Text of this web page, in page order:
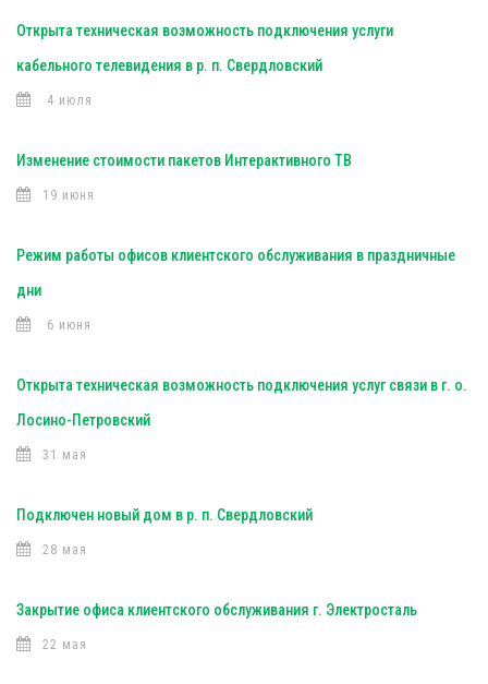
Открыта техническая возможность подключения услуги
кабельного телевидения в р. п. Свердловский
4 июля
Изменение стоимости пакетов Интерактивного ТВ
19 июня
Режим работы офисов клиентского обслуживания в праздничные
дни
6 июня
Открыта техническая возможность подключения услуг связи в г. о.
Лосино-Петровский
31 мая
Подключен новый дом в р. п. Свердловский
28 мая
Закрытие офиса клиентского обслуживания г. Электросталь
22 мая